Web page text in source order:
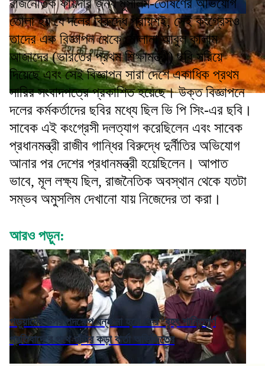
রাজনৈতিক ফায়দার জন্য মুসলিম-তোষণের অভিযোগ
তোলা হয় যে দলের বিরুদ্ধে প্রায়শই, সেই কংগ্রেসও
তাদের এক বিজ্ঞাপন থেকে মৌলানা আবুল কালাম
আজাদের (ভারতের প্রথম শিক্ষামন্ত্রী) ছবি সরিয়ে
দিয়েছে এবং সেই বিজ্ঞাপন সারা দেশে একাধিক প্রথম
সারির সংবাদপত্রে প্রকাশিত হয়েছে। উক্ত বিজ্ঞাপনে
দলের কর্মকর্তাদের ছবির মধ্যে ছিল ভি পি সিং-এর ছবি।
সাবেক এই কংগ্রেসী দলত্যাগ করেছিলেন এবং সাবেক
প্রধানমন্ত্রী রাজীব গান্ধির বিরুদ্ধে দুর্নীতির অভিযোগ
আনার পর দেশের প্রধানমন্ত্রী হয়েছিলেন। আপাত
ভাবে, মূল লক্ষ্য ছিল, রাজনৈতিক অবস্থান থেকে যতটা
সম্ভব অমুসলিম দেখানো যায় নিজেদের তা করা।
আরও পড়ুন:
পড়ুয়াদের উপর পদক্ষেপ বন্ধ না হলে ফের 'বৃহৎ শান্তিপূর্ণ
প্রতিবাদে'র পথে হাঁটার কড়া বার্তা অভিজিতের